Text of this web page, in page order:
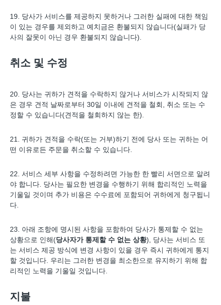
19. 당사가 서비스를 제공하지 못하거나 그러한 실패에 대한 책임
이 있는 경우를 제외하고 예치금은 환불되지 않습니다(실패가 당
사의 잘못이 아닌 경우 환불되지 않습니다).
취소 및 수정
20. 당사는 귀하가 견적을 수락하지 않거나 서비스가 시작되지 않
은 경우 견적 날짜로부터 30일 이내에 견적을 철회, 취소 또는 수
정할 수 있습니다(견적을 철회하지 않는 한).
21. 귀하가 견적을 수락(또는 거부)하기 전에 당사 또는 귀하는 어
떤 이유로든 주문을 취소할 수 있습니다.
22. 서비스 세부 사항을 수정하려면 가능한 한 빨리 서면으로 알려
야 합니다. 당사는 필요한 변경을 수행하기 위해 합리적인 노력을
기울일 것이며 추가 비용은 수수료에 포함되어 귀하에게 청구됩니
다.
23. 아래 조항에 명시된 사항을 포함하여 당사가 통제할 수 없는
상황으로 인해(당사자가 통제할 수 없는 상황), 당사는 서비스 또
는 서비스 제공 방식에 변경 사항이 있을 경우 즉시 귀하에게 통지
할 것입니다. 우리는 그러한 변경을 최소한으로 유지하기 위해 합
리적인 노력을 기울일 것입니다.
지불